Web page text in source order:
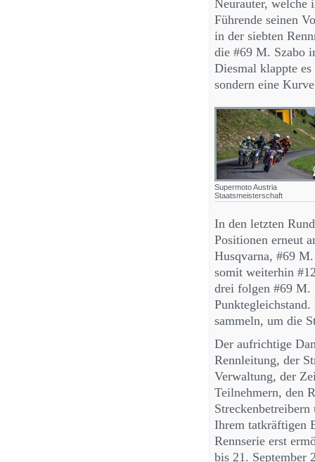
Neurauter, welche
Führende seinen
in der siebten
die #69 M. Szabo
Diesmal klappte
sondern eine
Supermoto Austria
Staatsmeisterschaft
In den letzten
Positionen erneut
Husqvarna, #69
somit weiterhin
drei folgen #69 M.
sammeln, um die
Der aufrichtige
Rennleitung, der
Verwaltung, der
Teilnehmern, den
Ihrem tatkräftigen
Rennserie erst
bis 21. September